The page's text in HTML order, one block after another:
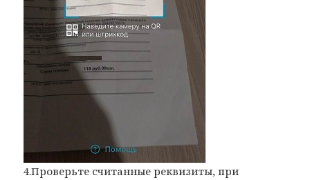
4.Проверьте считанные реквизиты, при